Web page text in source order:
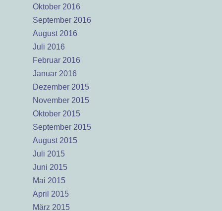
Oktober 2016
September 2016
August 2016
Juli 2016
Februar 2016
Januar 2016
Dezember 2015
November 2015
Oktober 2015
September 2015
August 2015
Juli 2015
Juni 2015
Mai 2015
April 2015
März 2015